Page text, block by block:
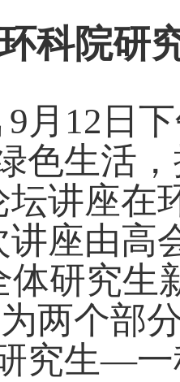
科院研
9月12日
色生活
讲座在
讲座由高
体研究生
两个部
究生—一